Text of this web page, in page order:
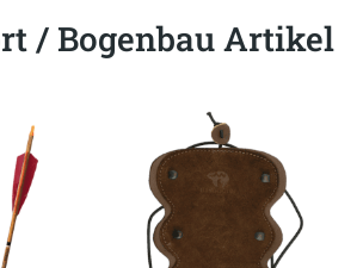
/ Bogenbau Artikel